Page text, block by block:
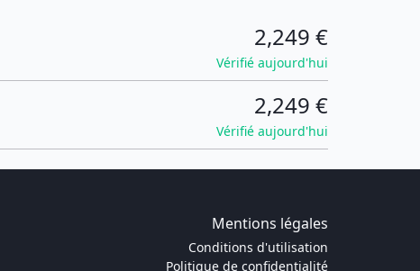
2,249 €
Vérifié aujourd'hui
2,249 €
Vérifié aujourd'hui
Mentions légales
Conditions d'utilisation
Politique de confidentialité